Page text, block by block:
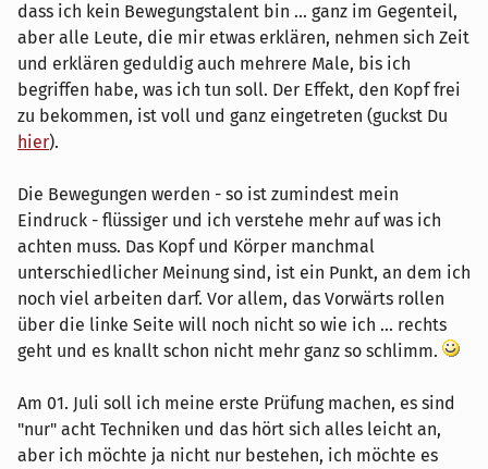
dass ich kein Bewegungstalent bin ... ganz im Gegenteil,
aber alle Leute, die mir etwas erklären, nehmen sich Zeit
und erklären geduldig auch mehrere Male, bis ich
begriffen habe, was ich tun soll. Der Effekt, den Kopf frei
zu bekommen, ist voll und ganz eingetreten (guckst Du
hier).
Die Bewegungen werden - so ist zumindest mein
Eindruck - flüssiger und ich verstehe mehr auf was ich
achten muss. Das Kopf und Körper manchmal
unterschiedlicher Meinung sind, ist ein Punkt, an dem ich
noch viel arbeiten darf. Vor allem, das Vorwärts rollen
über die linke Seite will noch nicht so wie ich ... rechts
geht und es knallt schon nicht mehr ganz so schlimm.
Am 01. Juli soll ich meine erste Prüfung machen, es sind
"nur" acht Techniken und das hört sich alles leicht an,
aber ich möchte ja nicht nur bestehen, ich möchte es